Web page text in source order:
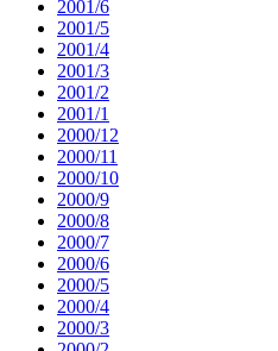
2001/6
2001/5
2001/4
2001/3
2001/2
2001/1
2000/12
2000/11
2000/10
2000/9
2000/8
2000/7
2000/6
2000/5
2000/4
2000/3